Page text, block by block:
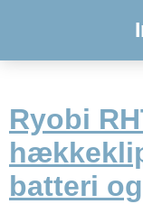
Ryobi
batteri